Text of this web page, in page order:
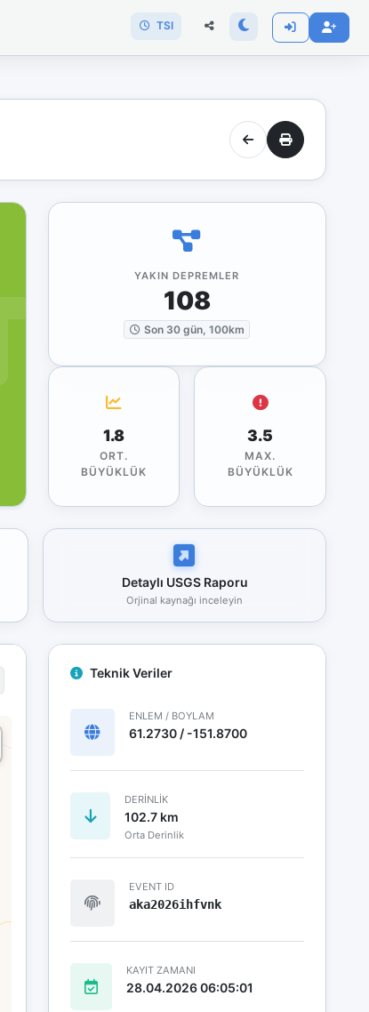
TSI
YAKIN DEPREMLER
108
Son 30 gün, 100km
1.8
ORT.
BÜYÜKLÜK
3.5
MAX.
BÜYÜKLÜK
Detaylı USGS Raporu
Orjinal kaynağı inceleyin
Teknik Veriler
ENLEM / BOYLAM
61.2730 / -151.8700
DERINLIK
102.7 km
Orta Derinlik
EVENT ID
aka2026ihfvnk
KAYIT ZAMANI
28.04.2026 06:05:01